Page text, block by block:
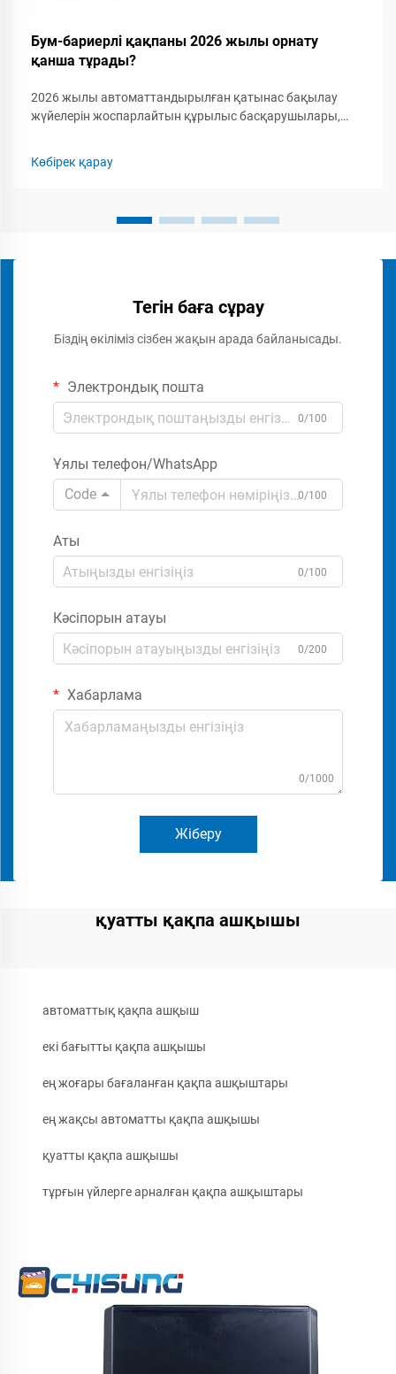
Бум-бариерлі қақпаны 2026 жылы орнату
қанша тұрады?
2026 жылы автоматтандырылған қатынас бақылау
жүйелерін жоспарлайтын құрылыс басқарушылары,
құрылымын түсіну маңызды. Бум-бариерлік қақпаққа...
Көбірек қарау
Тегін баға сұрау
Біздің өкіліміз сізбен жақын арада байланысады.
Электрондық пошта
0/100
Ұялы телефон/WhatsApp
Code
0/100
Аты
0/100
Кәсіпорын атауы
0/200
Хабарлама
0/1000
Жіберу
қуатты қақпа ашқышы
автоматтық қақпа ашқыш
екі бағытты қақпа ашқышы
ең жоғары бағаланған қақпа ашқыштары
ең жақсы автоматты қақпа ашқышы
қуатты қақпа ашқышы
тұрғын үйлерге арналған қақпа ашқыштары